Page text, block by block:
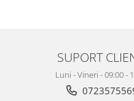
SUPORT
Luni - Vineri - 09:00 -